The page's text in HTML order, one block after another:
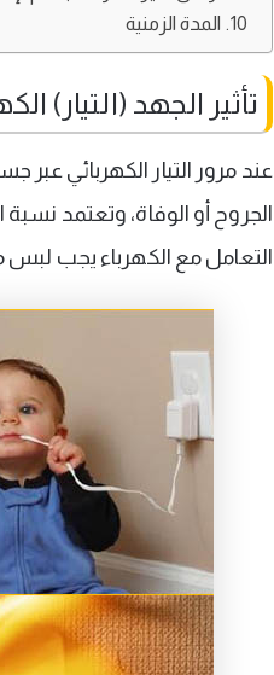
المدة الزمنية
تأثير الجهد (التيار)
عند مرور التيار الكهربائي
الجروح أو الوفاة، وتعتمد نسبة
التعامل مع الكهرباء يجب لبس